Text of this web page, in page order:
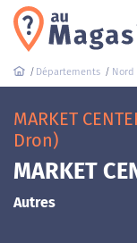
Départements Nord
MARKET
Dron)
MARKET
Autres